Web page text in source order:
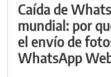
Caída de
mundial: por
el envío de
WhatsApp